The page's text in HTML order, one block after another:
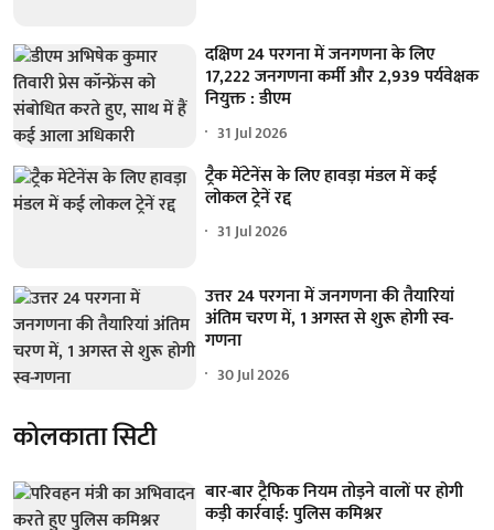
दक्षिण 24 परगना में जनगणना के लिए
17,222 जनगणना कर्मी और 2,939 पर्यवेक्षक
नियुक्त : डीएम
31 Jul 2026
ट्रैक मेंटेनेंस के लिए हावड़ा मंडल में कई
लोकल ट्रेनें रद्द
31 Jul 2026
उत्तर 24 परगना में जनगणना की तैयारियां
अंतिम चरण में, 1 अगस्त से शुरू होगी स्व-
गणना
30 Jul 2026
कोलकाता सिटी
बार-बार ट्रैफिक नियम तोड़ने वालों पर होगी
कड़ी कार्रवाई: पुलिस कमिश्नर